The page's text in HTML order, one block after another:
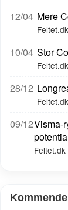
12/04 Mere
Feltet.dk
10/04 Stor
Feltet.dk
28/12
Feltet.dk
09/12Visma-
Feltet.dk